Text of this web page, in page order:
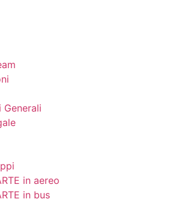
Generali
in aereo
in bus